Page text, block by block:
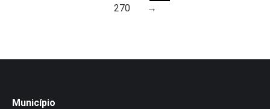
270
→
Município